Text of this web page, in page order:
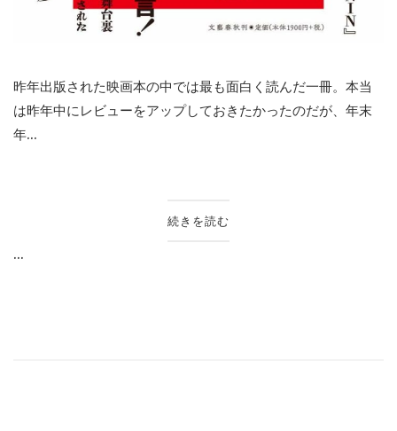
昨年出版された映画本の中では最も面白く読んだ一冊。本当
は昨年中にレビューをアップしておきたかったのだが、年末
年...
続きを読む
...